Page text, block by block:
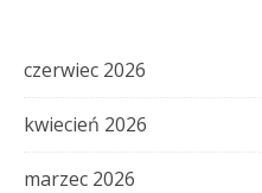
czerwiec 2026
kwiecień 2026
marzec 2026